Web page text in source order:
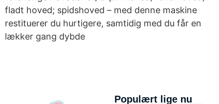
fladt hoved; spidshoved – med denne maskine
restituerer du hurtigere, samtidig med du får en
lækker gang dybde
Populært lige nu